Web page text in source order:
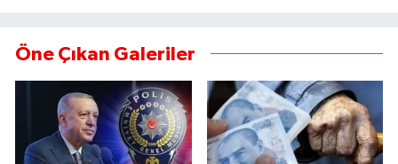
Öne Çıkan Galeriler